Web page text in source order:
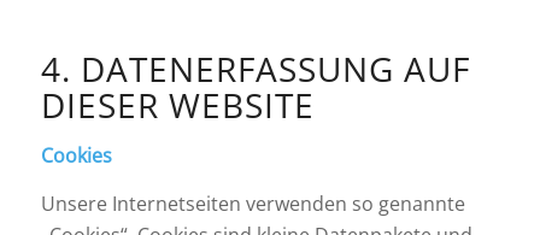
4. DATENERFASSUNG AUF
DIESER WEBSITE
Cookies
Unsere Internetseiten verwenden so genannte